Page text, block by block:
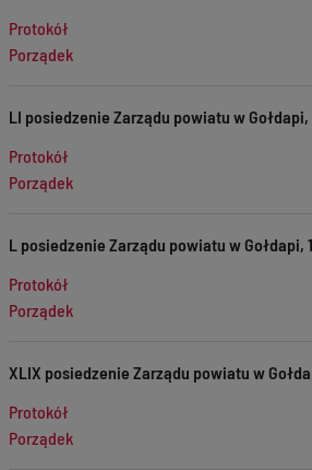
Protokół
Porządek
LI posiedzenie Zarządu powiatu w
Protokół
Porządek
L posiedzenie Zarządu powiatu w Gołdapi,
Protokół
Porządek
XLIX posiedzenie Zarządu powiatu w
Protokół
Porządek